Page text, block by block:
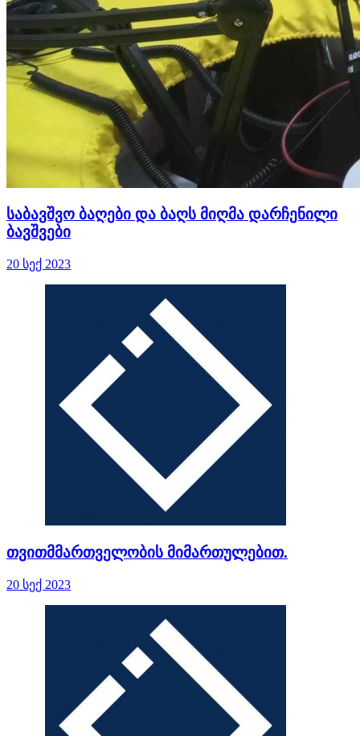
საბავშვო ბაღები და ბაღს მიღმა დარჩენილი
ბავშვები
20 სექ 2023
თვითმმართველობის მიმართულებით.
20 სექ 2023